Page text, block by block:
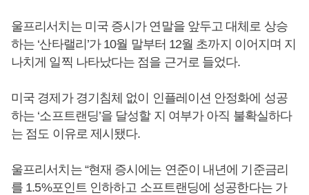
울프리서치는 미국 증시가 연말을 앞두고 대체로 상승
하는 ‘산타랠리’가 10월 말부터 12월 초까지 이어지며 지
나치게 일찍 나타났다는 점을 근거로 들었다.
미국 경제가 경기침체 없이 인플레이션 안정화에 성공
하는 ‘소프트랜딩’을 달성할 지 여부가 아직 불확실하다
는 점도 이유로 제시됐다.
울프리서치는 “현재 증시에는 연준이 내년에 기준금리
를 1.5%포인트 인하하고 소프트랜딩에 성공한다는 가